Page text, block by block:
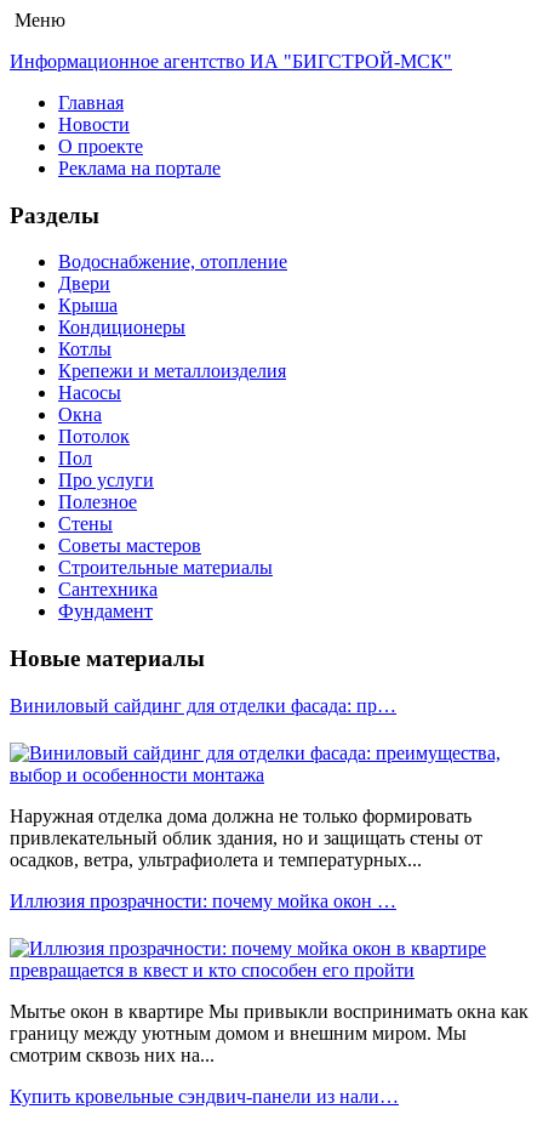
Меню
Информационное агентство ИА "БИГСТРОЙ-МСК"
Главная
Новости
О проекте
Реклама на портале
Разделы
Водоснабжение, отопление
Двери
Крыша
Кондиционеры
Котлы
Крепежи и металлоизделия
Насосы
Окна
Потолок
Пол
Про услуги
Полезное
Стены
Советы мастеров
Строительные материалы
Сантехника
Фундамент
Новые материалы
Виниловый сайдинг для отделки фасада: пр…
Наружная отделка дома должна не только формировать
привлекательный облик здания, но и защищать стены от
осадков, ветра, ультрафиолета и температурных...
Иллюзия прозрачности: почему мойка окон …
Мытье окон в квартире Мы привыкли воспринимать окна как
границу между уютным домом и внешним миром. Мы
смотрим сквозь них на...
Купить кровельные сэндвич-панели из нали…